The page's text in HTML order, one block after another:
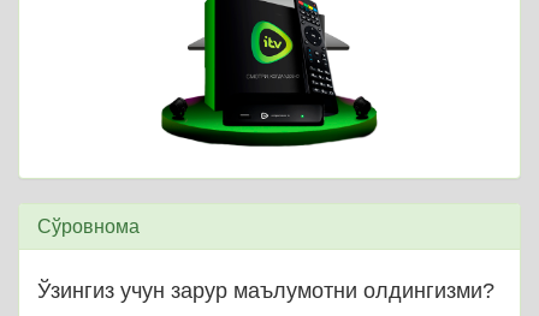
Сўровнома
Ўзингиз учун зарур маълумотни олдингизми?